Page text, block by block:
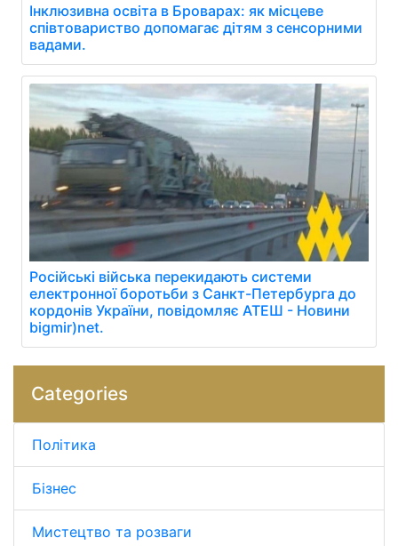
Інклюзивна освіта в Броварах: як місцеве
співтовариство допомагає дітям з сенсорними
вадами.
Російські війська перекидають системи
електронної боротьби з Санкт-Петербурга до
кордонів України, повідомляє АТЕШ - Новини
bigmir)net.
Categories
Політика
Бізнес
Мистецтво та розваги